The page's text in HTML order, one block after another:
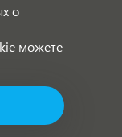
для
о
можете